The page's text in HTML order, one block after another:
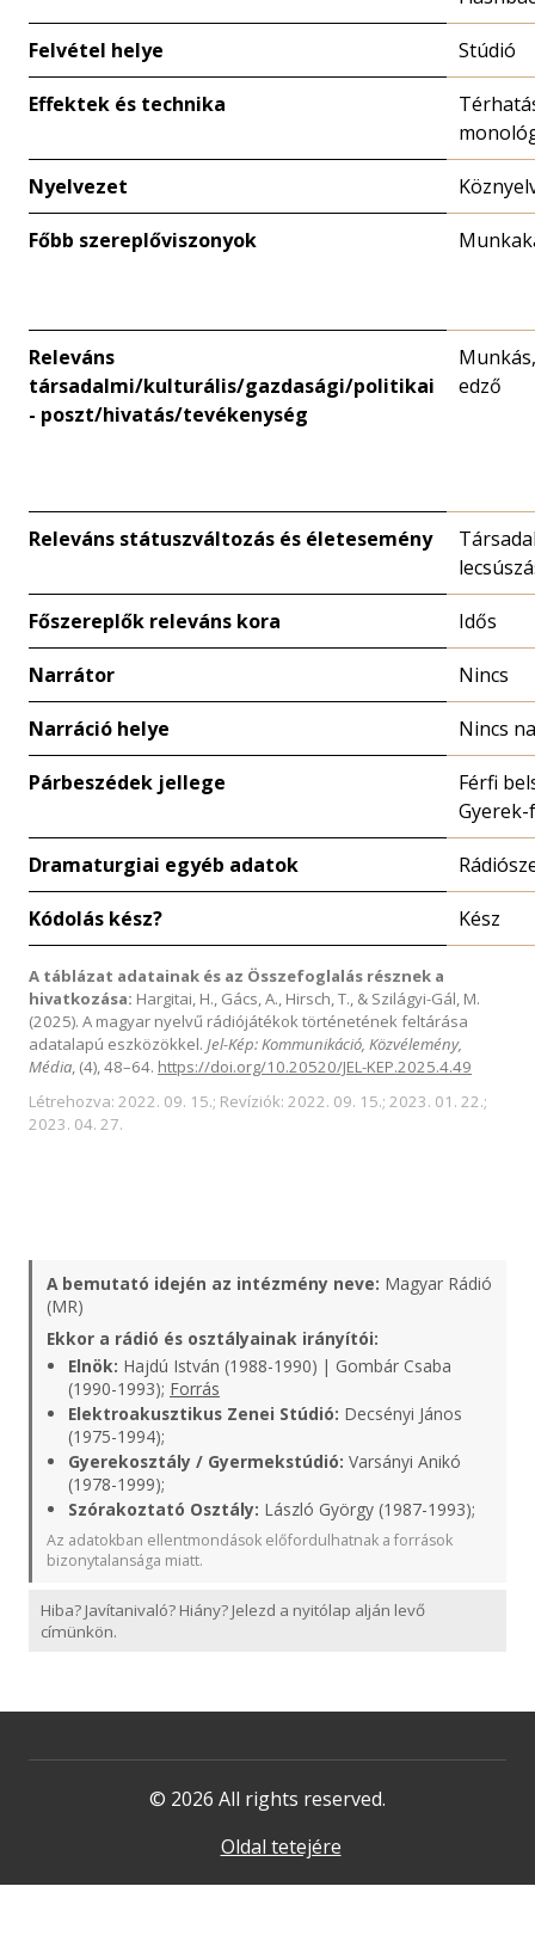
Felvétel helye Stúdió
Effektek és technika
Nyelvezet
Főbb szereplőviszonyok
Releváns
társadalmi/kulturális/gazdasági/politikai
- poszt/hivatás/tevékenység
edző
Releváns státuszváltozás és életesemény
Főszereplők releváns kora Idős
Narrátor Nincs
Narráció helye Nincs
Párbeszédek jellege
Férfi
Dramaturgiai egyéb adatok
Kódolás kész? Kész
A táblázat adatainak és az Összefoglalás résznek a
hivatkozása: Hargitai, H., Gács, A., Hirsch, T., & Szilágyi-Gál, M.
(2025). A magyar nyelvű rádiójátékok történetének feltárása
adatalapú eszközökkel. Jel-Kép: Kommunikáció, Közvélemény,
Média, (4), 48–64. https://doi.org/10.20520/JEL-KEP.2025.4.49
Létrehozva: 2022. 09. 15.; Revíziók: 2022. 09. 15.; 2023. 01. 22.;
2023. 04. 27.
A bemutató idején az intézmény neve: Magyar Rádió
(MR)
Ekkor a rádió és osztályainak irányítói:
Elnök: Hajdú István (1988-1990) | Gombár Csaba
(1990-1993); Forrás
Elektroakusztikus Zenei Stúdió: Decsényi János
(1975-1994);
Gyerekosztály / Gyermekstúdió: Varsányi Anikó
(1978-1999);
Szórakoztató Osztály: László György (1987-1993);
Az adatokban ellentmondások előfordulhatnak a források
bizonytalansága miatt.
Hiba? Javítanivaló? Hiány? Jelezd a nyitólap alján levő
címünkön.
© 2026 All rights reserved.
Oldal tetejére